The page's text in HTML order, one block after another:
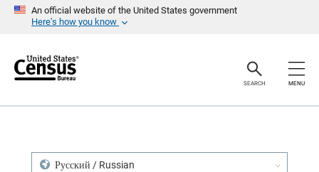
An official website of the United States government
Here’s how you know
r
SEARCH MENU
Русский / Russian
a